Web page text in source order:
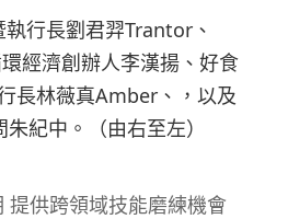
行長劉君羿Trantor、
經濟創辦人李漢揚、好食
長林薇真Amber、，以及
紀中。（由右至左）
提供跨領域技能磨練機會